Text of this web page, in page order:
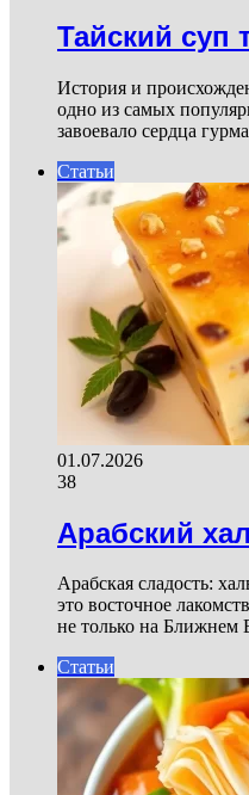
Тайский суп
История и
одно из самых
завоевало сердца
Статьи
01.07.2026
38
Арабский
Арабская сладость:
это восточное
не только на Ближнем
Статьи